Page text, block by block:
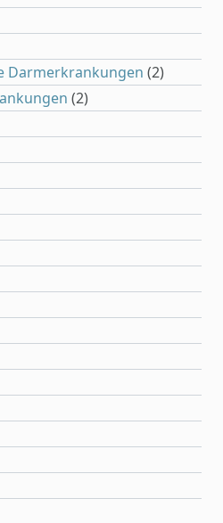
Darmerkrankungen (2)
(2)